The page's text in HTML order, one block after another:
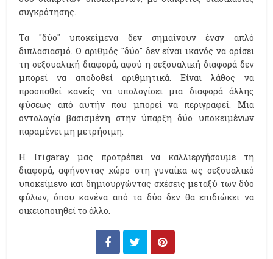
συγκρότησης.
Τα ''δύο'' υποκείμενα δεν σημαίνουν έναν απλό
διπλασιασμό. Ο αριθμός ''δύο'' δεν είναι ικανός να ορίσει
τη σεξουαλική διαφορά, αφού η σεξουαλική διαφορά δεν
μπορεί να αποδοθεί αριθμητικά. Είναι λάθος να
προσπαθεί κανείς να υπολογίσει μια διαφορά άλλης
φύσεως από αυτήν που μπορεί να περιγραφεί. Μια
οντολογία βασισμένη στην ύπαρξη δύο υποκειμένων
παραμένει μη μετρήσιμη.
Η Ιrigaray μας προτρέπει να καλλιεργήσουμε τη
διαφορά, αφήνοντας χώρο στη γυναίκα ως σεξουαλικό
υποκείμενο και δημιουργώντας σχέσεις μεταξύ των δύο
φύλων, όπου κανένα από τα δύο δεν θα επιδιώκει να
οικειοποιηθεί το άλλο.